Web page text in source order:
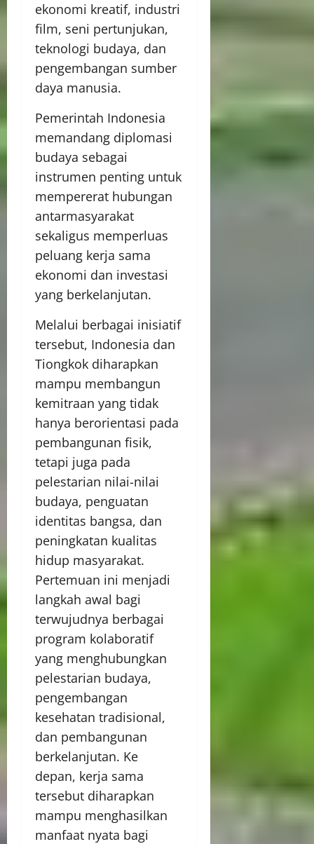
ekonomi kreatif, industri
film, seni pertunjukan,
teknologi budaya, dan
pengembangan sumber
daya manusia.
Pemerintah Indonesia
memandang diplomasi
budaya sebagai
instrumen penting untuk
mempererat hubungan
antarmasyarakat
sekaligus memperluas
peluang kerja sama
ekonomi dan investasi
yang berkelanjutan.
Melalui berbagai inisiatif
tersebut, Indonesia dan
Tiongkok diharapkan
mampu membangun
kemitraan yang tidak
hanya berorientasi pada
pembangunan fisik,
tetapi juga pada
pelestarian nilai-nilai
budaya, penguatan
identitas bangsa, dan
peningkatan kualitas
hidup masyarakat.
Pertemuan ini menjadi
langkah awal bagi
terwujudnya berbagai
program kolaboratif
yang menghubungkan
pelestarian budaya,
pengembangan
kesehatan tradisional,
dan pembangunan
berkelanjutan. Ke
depan, kerja sama
tersebut diharapkan
mampu menghasilkan
manfaat nyata bagi